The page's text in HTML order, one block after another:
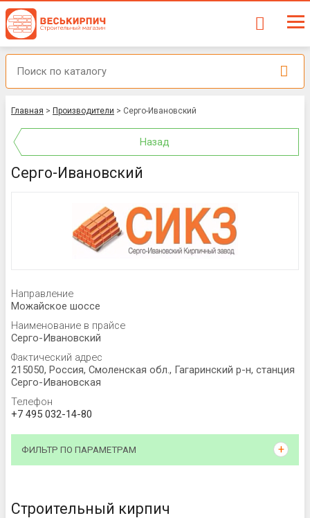
Главная > Производители > Серго-Ивановский
Назад
Серго-Ивановский
Направление
Можайское шоссе
Наименование в прайсе
Серго-Ивановский
Фактический адрес
215050, Россия, Смоленская обл., Гагаринский р-н, станция
Серго-Ивановская
Телефон
+7 495 032-14-80
ФИЛЬТР ПО ПАРАМЕТРАМ
Строительный кирпич